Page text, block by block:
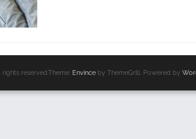
rights reserved.Theme: Envince by ThemeGrill. Powered by